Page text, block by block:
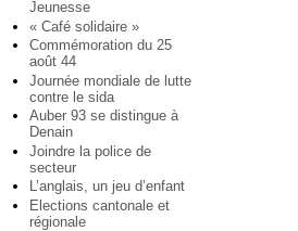
Jeunesse
« Café solidaire »
Commémoration du 25
août 44
Journée mondiale de lutte
contre le sida
Auber 93 se distingue à
Denain
Joindre la police de
secteur
L’anglais, un jeu d’enfant
Elections cantonale et
régionale